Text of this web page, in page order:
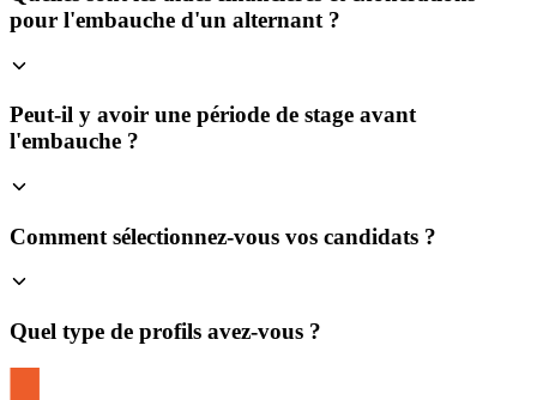
pour l'embauche d'un alternant ?
Peut-il y avoir une période de stage avant
l'embauche ?
Comment sélectionnez-vous vos candidats ?
Quel type de profils avez-vous ?